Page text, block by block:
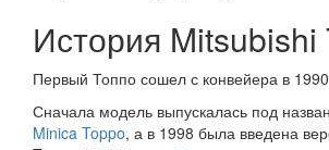
История Mitsubishi
Первый Топпо сошел с конвейера в 1990
Сначала модель выпускалась под
Minica Toppo, а в 1998 была введена